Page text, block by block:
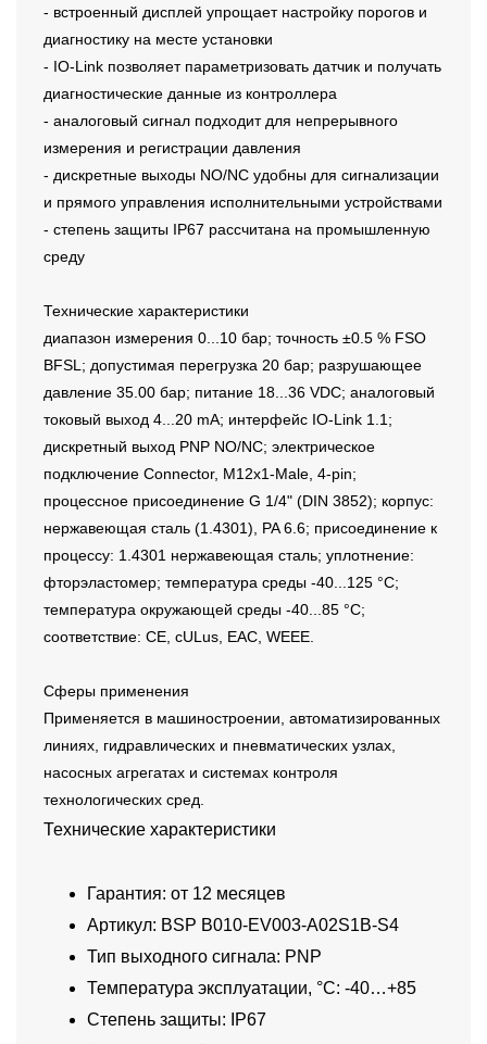
- встроенный дисплей упрощает настройку порогов и
диагностику на месте установки
- IO-Link позволяет параметризовать датчик и получать
диагностические данные из контроллера
- аналоговый сигнал подходит для непрерывного
измерения и регистрации давления
- дискретные выходы NO/NC удобны для сигнализации
и прямого управления исполнительными устройствами
- степень защиты IP67 рассчитана на промышленную
среду
Технические характеристики
диапазон измерения 0...10 бар; точность ±0.5 % FSO
BFSL; допустимая перегрузка 20 бар; разрушающее
давление 35.00 бар; питание 18...36 VDC; аналоговый
токовый выход 4...20 mA; интерфейс IO-Link 1.1;
дискретный выход PNP NO/NC; электрическое
подключение Connector, M12x1-Male, 4-pin;
процессное присоединение G 1/4" (DIN 3852); корпус:
нержавеющая сталь (1.4301), PA 6.6; присоединение к
процессу: 1.4301 нержавеющая сталь; уплотнение:
фторэластомер; температура среды -40...125 °C;
температура окружающей среды -40...85 °C;
соответствие: CE, cULus, EAC, WEEE.
Сферы применения
Применяется в машиностроении, автоматизированных
линиях, гидравлических и пневматических узлах,
насосных агрегатах и системах контроля
технологических сред.
Технические характеристики
Гарантия: от 12 месяцев
Артикул: BSP B010-EV003-A02S1B-S4
Тип выходного сигнала: PNP
Температура эксплуатации, °C: -40…+85
Степень защиты: IP67